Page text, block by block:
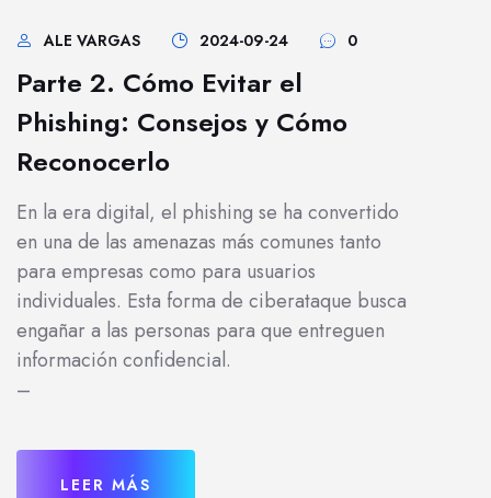
ALE VARGAS 2024-09-24 0
Parte 2. Cómo Evitar el
Phishing: Consejos y Cómo
Reconocerlo
En la era digital, el phishing se ha convertido
en una de las amenazas más comunes tanto
para empresas como para usuarios
individuales. Esta forma de ciberataque busca
engañar a las personas para que entreguen
información confidencial.
–
LEER MÁS